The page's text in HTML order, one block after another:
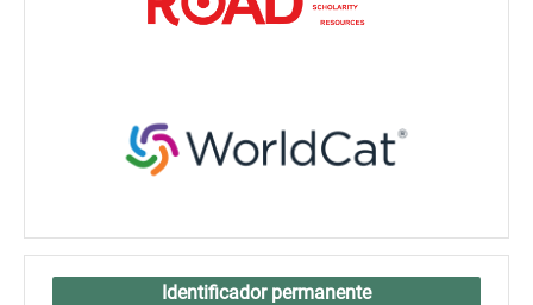
Identificador permanente